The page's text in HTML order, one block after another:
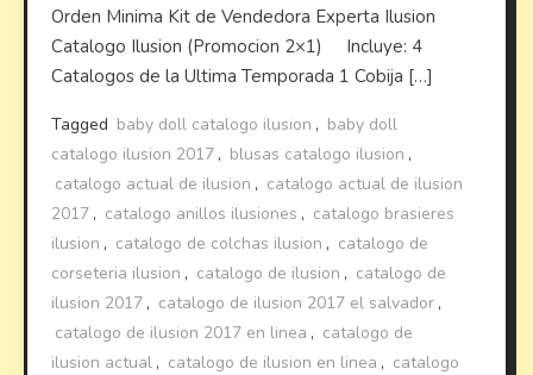
Orden Minima Kit de Vendedora Experta Ilusion
Catalogo Ilusion (Promocion 2×1) Incluye: 4
Catalogos de la Ultima Temporada 1 Cobija […]
Tagged baby doll catalogo ilusion , baby doll
catalogo ilusion 2017 , blusas catalogo ilusion ,
catalogo actual de ilusion , catalogo actual de ilusion
2017 , catalogo anillos ilusiones , catalogo brasieres
ilusion , catalogo de colchas ilusion , catalogo de
corseteria ilusion , catalogo de ilusion , catalogo de
ilusion 2017 , catalogo de ilusion 2017 el salvador ,
catalogo de ilusion 2017 en linea , catalogo de
ilusion actual , catalogo de ilusion en linea , catalogo